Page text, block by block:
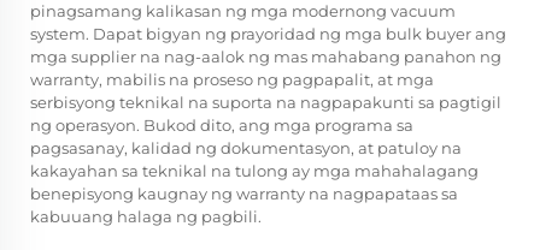
pinagsamang kalikasan ng mga modernong vacuum
system. Dapat bigyan ng prayoridad ng mga bulk buyer ang
mga supplier na nag-aalok ng mas mahabang panahon ng
warranty, mabilis na proseso ng pagpapalit, at mga
serbisyong teknikal na suporta na nagpapakunti sa pagtigil
ng operasyon. Bukod dito, ang mga programa sa
pagsasanay, kalidad ng dokumentasyon, at patuloy na
kakayahan sa teknikal na tulong ay mga mahahalagang
benepisyong kaugnay ng warranty na nagpapataas sa
kabuuang halaga ng pagbili.